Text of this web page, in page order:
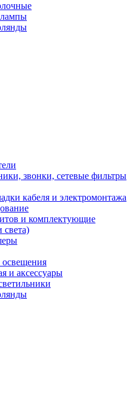
звонки, сетевые фильтры
кабеля и электромонтажа
и комплектующие
и аксессуары